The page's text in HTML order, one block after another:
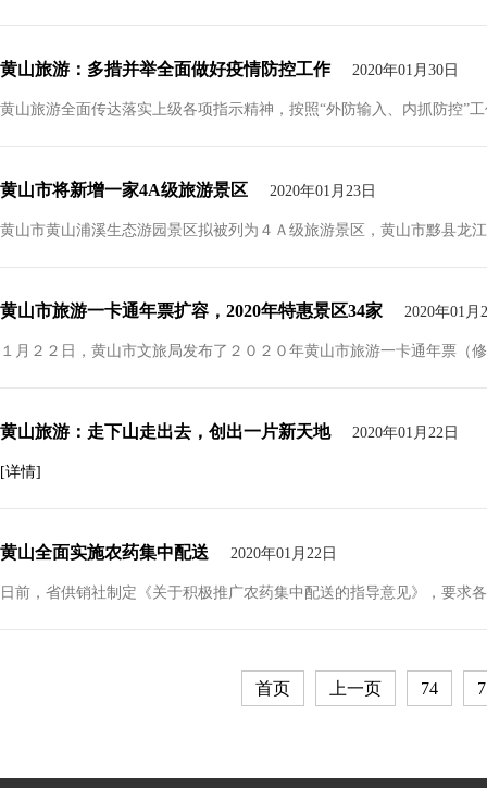
黄山旅游：多措并举全面做好疫情防控工作 2020年01月30日
黄山旅游全面传达落实上级各项指示精神，按照“外防输入、内抓防控”
黄山市将新增一家4A级旅游景区 2020年01月23日
黄山市黄山浦溪生态游园景区拟被列为４Ａ级旅游景区，黄山市黟县龙
黄山市旅游一卡通年票扩容，2020年特惠景区34家 2020年01月
１月２２日，黄山市文旅局发布了２０２０年黄山市旅游一卡通年票（
黄山旅游：走下山走出去，创出一片新天地 2020年01月22日
[详情]
黄山全面实施农药集中配送 2020年01月22日
日前，省供销社制定《关于积极推广农药集中配送的指导意见》，要求
首页 上一页 74